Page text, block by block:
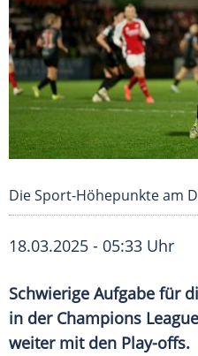
Die Sport-Höhepunkte am
18.03.2025 - 05:33 Uhr
Schwierige Aufgabe für
in der Champions
weiter mit den Play-offs.